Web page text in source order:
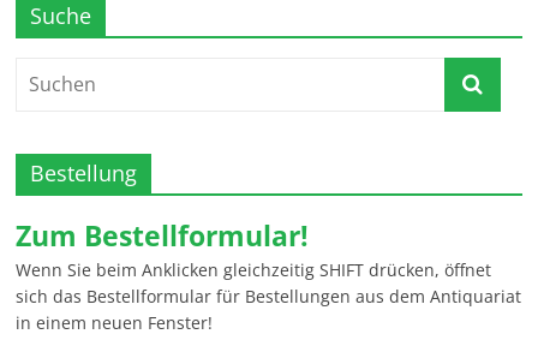
Suche
Bestellung
Zum Bestellformular!
Wenn Sie beim Anklicken gleichzeitig SHIFT drücken, öffnet
sich das Bestellformular für Bestellungen aus dem Antiquariat
in einem neuen Fenster!